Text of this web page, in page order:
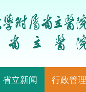
省立新闻 行政管理